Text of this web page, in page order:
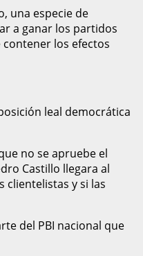
una especie de
a ganar los partidos
los efectos
leal democrática
no se apruebe el
Castillo llegara al
clientelistas y si las
del PBI nacional que